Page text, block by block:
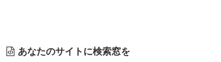
あなたのサイトに検索窓を